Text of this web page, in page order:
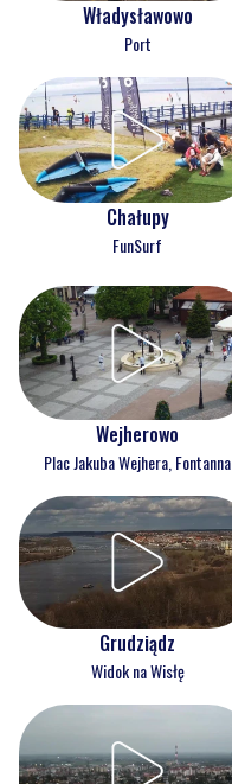
Władysławowo
Port
Chałupy
FunSurf
Wejherowo
Plac Jakuba Wejhera, Fontanna
Grudziądz
Widok na Wisłę